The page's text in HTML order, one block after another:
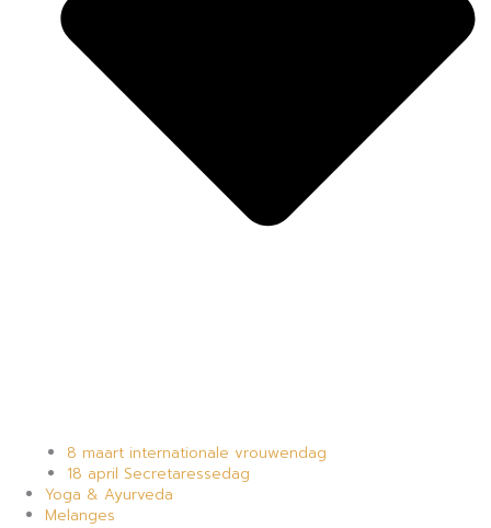
8 maart internationale vrouwendag
18 april Secretaressedag
Yoga & Ayurveda
Melanges